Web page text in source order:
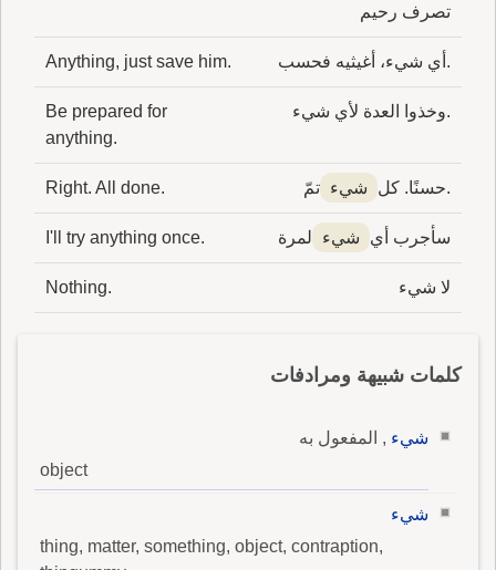
تصرف رحيم
.أي شيء، أغيثيه فحسب Anything, just save him.
.وخذوا العدة لأي شيء
Be prepared for
anything.
.حسنًا. كل شيء تمّ Right. All done.
سأجرب أي شيء لمرة I'll try anything once.
لا شيء Nothing.
كلمات شبيهة ومرادفات
شيء , المفعول به
object
شيء
thing, matter, something, object, contraption,